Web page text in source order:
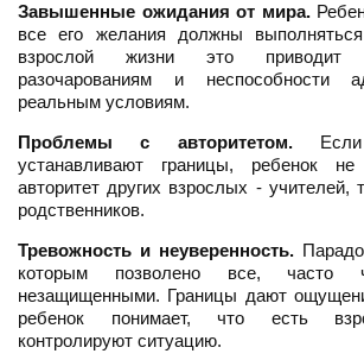
Завышенные ожидания от мира.
все его желания должны
взрослой жизни это приводит
разочарованиям и неспособности
реальным условиям.
Проблемы с авторитетом.Если
устанавливают границы, ребенок
авторитет других взрослых - учителей,
родственников.
Тревожность и неуверенность.
которым позволено все, часто
незащищенными. Границы дают
ребенок понимает, что есть
контролируют ситуацию.